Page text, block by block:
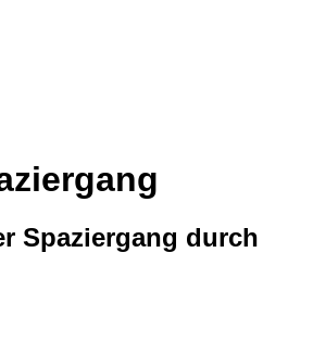
Spaziergang durch